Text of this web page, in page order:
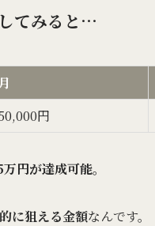
てみると…
月
円
円が達成可能。
に狙える金額なんです。